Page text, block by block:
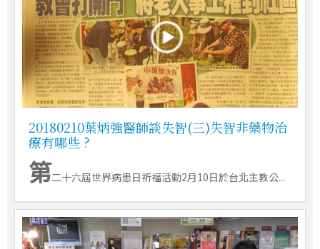
20180210葉炳強醫師談失智(三)失智非藥物治
療有哪些 ?
第二十六屆世界病患日祈福活動2月10日於台北主教公...